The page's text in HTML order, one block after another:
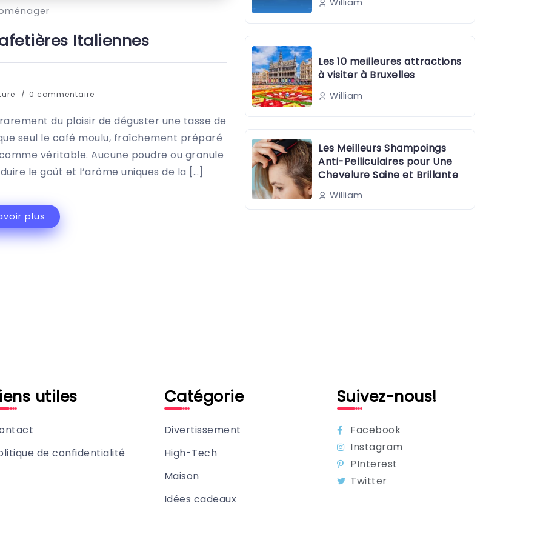
Italiennes
0 commentaire
du plaisir de déguster une tasse de
seul le café moulu, fraîchement préparé
véritable. Aucune poudre ou granule
le goût et l’arôme uniques de la […]
plus
William
Les 10 meilleures attractions
à visiter à Bruxelles
William
Les Meilleurs Shampoings
Anti-Pelliculaires pour Une
Chevelure Saine et Brillante
William
utiles
de confidentialité
Catégorie
Divertissement
High-Tech
Maison
Idées cadeaux
Suivez-nous!
Facebook
Instagram
PInterest
Twitter